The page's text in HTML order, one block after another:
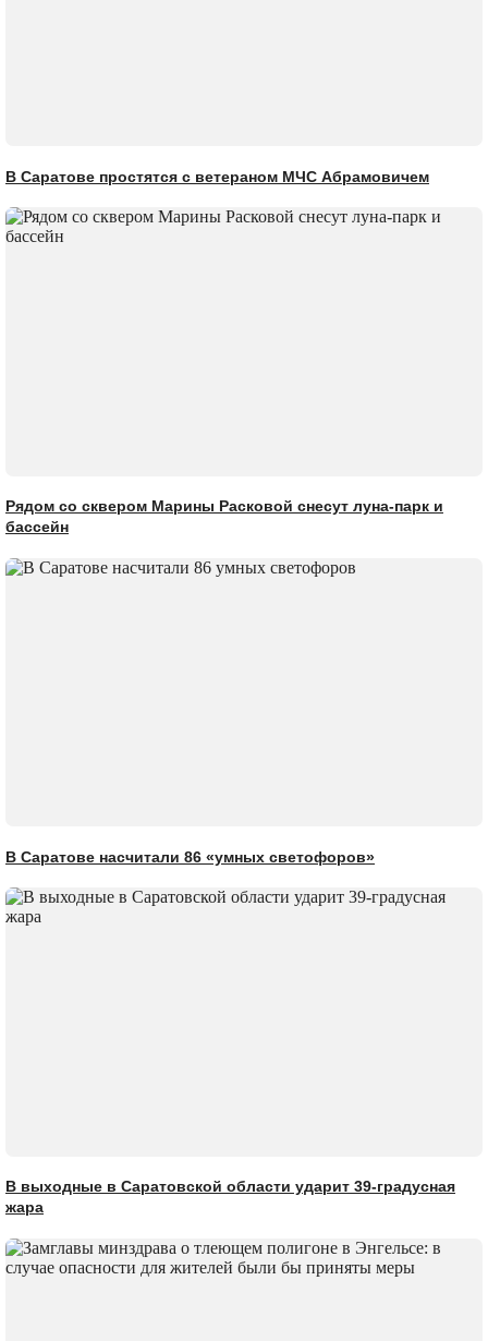
В Саратове простятся с ветераном МЧС Абрамовичем
Рядом со сквером Марины Расковой снесут луна-парк и
бассейн
В Саратове насчитали 86 «умных светофоров»
В выходные в Саратовской области ударит 39-градусная
жара